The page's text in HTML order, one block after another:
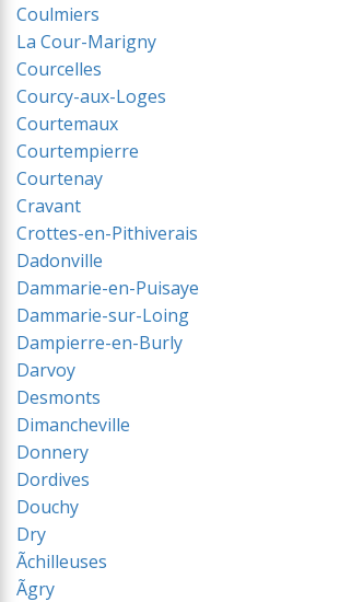
Coulmiers
La Cour-Marigny
Courcelles
Courcy-aux-Loges
Courtemaux
Courtempierre
Courtenay
Cravant
Crottes-en-Pithiverais
Dadonville
Dammarie-en-Puisaye
Dammarie-sur-Loing
Dampierre-en-Burly
Darvoy
Desmonts
Dimancheville
Donnery
Dordives
Douchy
Dry
Ãchilleuses
Ãgry